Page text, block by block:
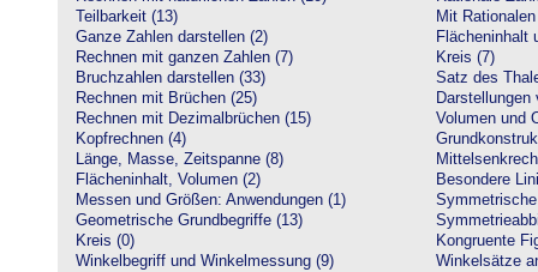
Teilbarkeit (13)
Ganze Zahlen darstellen (2)
Rechnen mit ganzen Zahlen (7)
Bruchzahlen darstellen (33)
Rechnen mit Brüchen (25)
Rechnen mit Dezimalbrüchen (15)
Kopfrechnen (4)
Länge, Masse, Zeitspanne (8)
Flächeninhalt, Volumen (2)
Messen und Größen: Anwendungen (1)
Geometrische Grundbegriffe (13)
Kreis (0)
Winkelbegriff und Winkelmessung (9)
Mit
Flächeninhalt
Kreis (7)
Satz des
Darstellungen
Volumen und
Besondere
Kongruente
Winkelsätze